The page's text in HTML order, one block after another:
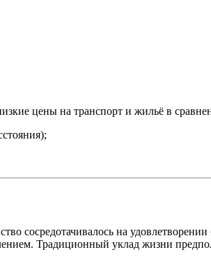
цены на транспорт и жильё в
на удовлетворении
Традиционный уклад жизни